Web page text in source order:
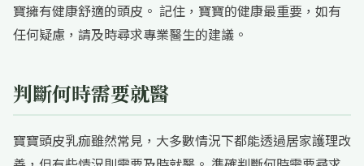
寶擁有健康舒適的頭皮。 記住，寶寶的健康最重要，如有
任何疑慮，請及時尋求專業醫生的建議。
判斷何時需要就醫
寶寶頭皮乳痂雖然常見，大多數情況下都能透過居家護理改